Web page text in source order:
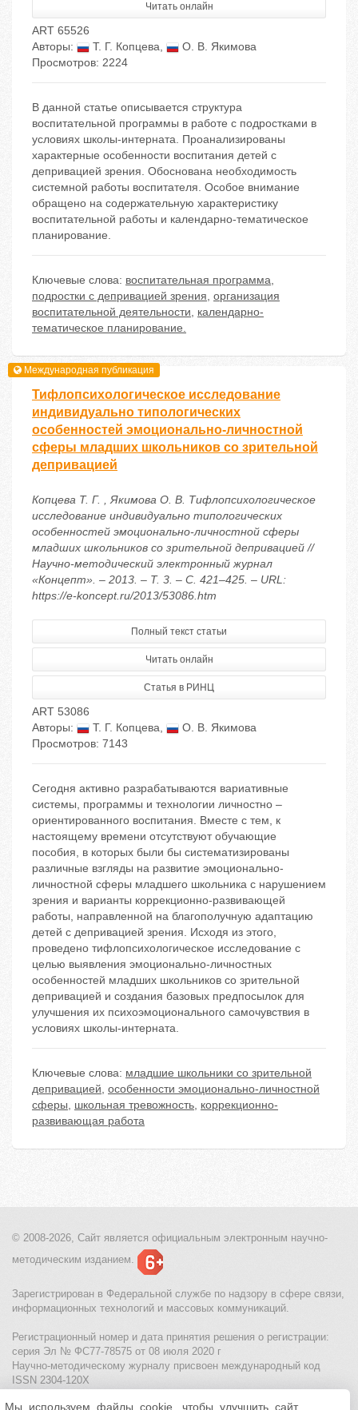
Читать онлайн
ART 65526
Авторы:
Т. Г. Копцева,
О. В. Якимова
Просмотров: 2224
В данной статье описывается структура
воспитательной программы в работе с подростками в
условиях школы-интерната. Проанализированы
характерные особенности воспитания детей с
депривацией зрения. Обоснована необходимость
системной работы воспитателя. Особое внимание
обращено на содержательную характеристику
воспитательной работы и календарно-тематическое
планирование.
Ключевые слова: воспитательная программа,
подростки с депривацией зрения, организация
воспитательной деятельности, календарно-
тематическое планирование.
Международная публикация
Тифлопсихологическое исследование
индивидуально типологических
особенностей эмоционально-личностной
сферы младших школьников со зрительной
депривацией
Копцева Т. Г. , Якимова О. В. Тифлопсихологическое
исследование индивидуально типологических
особенностей эмоционально-личностной сферы
младших школьников со зрительной депривацией //
Научно-методический электронный журнал
«Концепт». – 2013. – Т. 3. – С. 421–425. – URL:
https://e-koncept.ru/2013/53086.htm
Полный текст статьи
Читать онлайн
Статья в РИНЦ
ART 53086
Авторы:
Т. Г. Копцева,
О. В. Якимова
Просмотров: 7143
Сегодня активно разрабатываются вариативные
системы, программы и технологии личностно –
ориентированного воспитания. Вместе с тем, к
настоящему времени отсутствуют обучающие
пособия, в которых были бы систематизированы
различные взгляды на развитие эмоционально-
личностной сферы младшего школьника с нарушением
зрения и варианты коррекционно-развивающей
работы, направленной на благополучную адаптацию
детей с депривацией зрения. Исходя из этого,
проведено тифлопсихологическое исследование с
целью выявления эмоционально-личностных
особенностей младших школьников со зрительной
депривацией и создания базовых предпосылок для
улучшения их психоэмоционального самочувствия в
условиях школы-интерната.
Ключевые слова: младшие школьники со зрительной
депривацией, особенности эмоционально-личностной
сферы, школьная тревожность, коррекционно-
развивающая работа
© 2008-2026, Сайт является официальным электронным научно-
методическим изданием.
Зарегистрирован в Федеральной службе по надзору в сфере связи,
информационных технологий и массовых коммуникаций.
Регистрационный номер и дата принятия решения о регистрации:
серия Эл № ФС77-78575 от 08 июля 2020 г
Научно-методическому журналу присвоен международный код
ISSN 2304-120X
Мы используем файлы cookie, чтобы улучшить сайт